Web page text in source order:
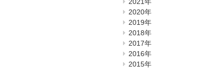
2020年
2019年
2018年
2017年
2016年
2015年